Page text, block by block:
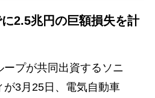
2.5兆円の巨額損失を計
プが共同出資するソニ
3月25日、電気自動車